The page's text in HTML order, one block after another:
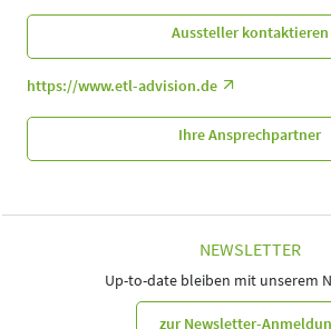
Aussteller kontaktieren
https://www.etl-advision.de
Ihre Ansprechpartner
NEWSLETTER
Up-to-date bleiben mit unserem
zur Newsletter-